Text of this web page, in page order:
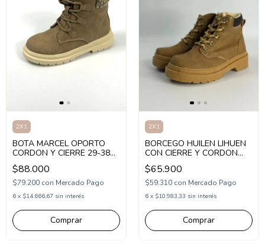
2X1
BOTA MARCEL OPORTO
CORDON Y CIERRE 29-38
BEIGE (MOPOR/1BE)
$88.000
$79.200 con Mercado Pago
6 x $14.666,67 sin interés
Comprar
2X1
BORCEGO HUILEN LIHUEN
CON CIERRE Y CORDON
27-36 (1HULIHUE)
$65.900
$59.310 con Mercado Pago
6 x $10.983,33 sin interés
Comprar